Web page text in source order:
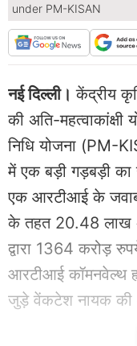
under PM-KISAN
नई दिल्‍ली। केंद्रीय
की अति-महत्‍वाकांक्षी
निधि योजना (PM-
में एक बड़ी गड़बड़ी
एक आरटीआई के
के तहत 20.48 लाख
द्वारा 1364 करोड़
आरटीआई कॉमनवेल्थ
जुड़े वेंकटेश नायक की